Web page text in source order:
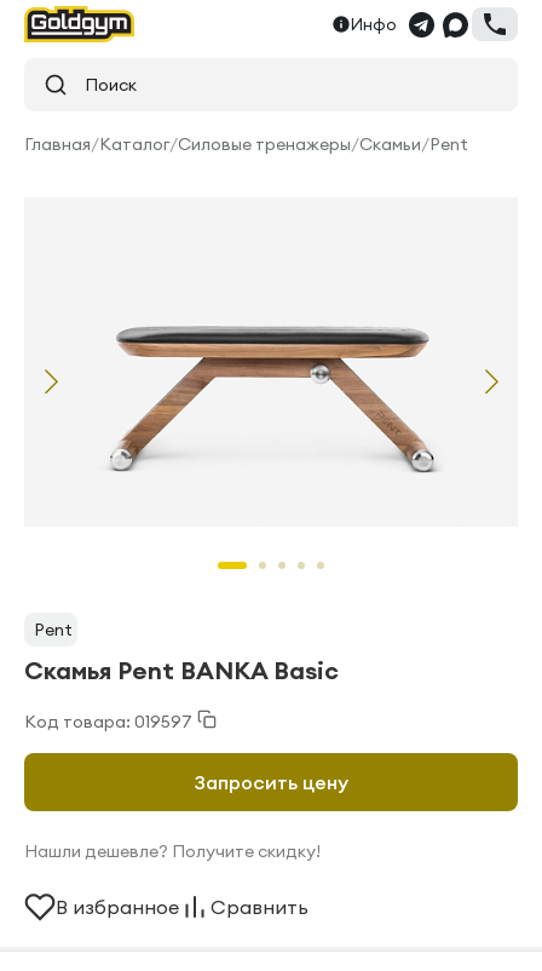
Инфо
Поиск
Главная/Каталог/Силовые тренажеры/Скамьи/Pent
Pent
Скамья Pent BANKA Basic
Код товара: 019597
Запросить цену
Нашли дешевле? Получите скидку!
В избранное Сравнить